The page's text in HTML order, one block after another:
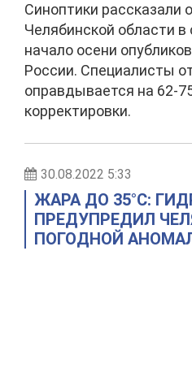
Синоптики рассказали
Челябинской области в
начало осени
России. Специалисты
оправдывается на 62-
корректировки.
30.08.2022 5:33
ЖАРА ДО 35°С:
ПРЕДУПРЕДИЛ
ПОГОДНОЙ